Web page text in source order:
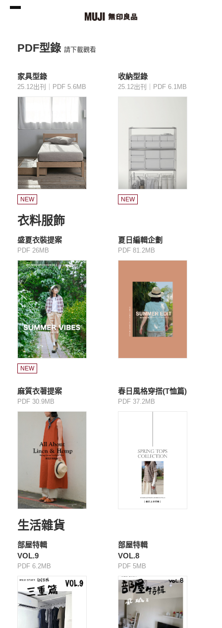
PDF型錄 請下載觀看
家具型錄
25.12出刊｜PDF 5.6MB
NEW
收納型錄
25.12出刊｜PDF 6.1MB
NEW
衣料服飾
盛夏衣裝提案
PDF 26MB
NEW
夏日編輯企劃
PDF 81.2MB
麻質衣著提案
PDF 30.9MB
春日風格穿搭(T恤篇)
PDF 37.2MB
生活雜貨
部屋特輯
VOL.9
PDF 6.2MB
部屋特輯
VOL.8
PDF 5MB